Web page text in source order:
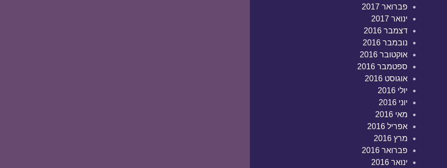
פברואר 2017
ינואר 2017
דצמבר 2016
נובמבר 2016
אוקטובר 2016
ספטמבר 2016
אוגוסט 2016
יולי 2016
יוני 2016
מאי 2016
אפריל 2016
מרץ 2016
פברואר 2016
ינואר 2016